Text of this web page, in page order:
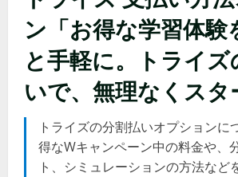
ン「お得な学習体験
と手軽に。トライ
いで、無理なくスタ
トライズの分割払いオプションに
得なWキャンペーン中の料金や、
ト、シミュレーションの方法など